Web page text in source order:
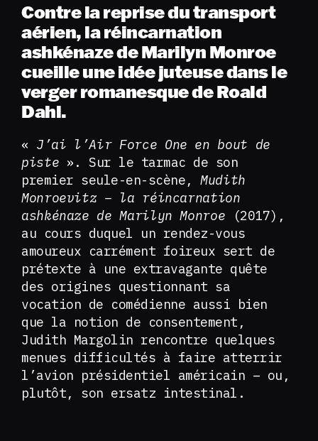
Contre la reprise du transport
aérien, la réincarnation
ashkénaze de Marilyn Monroe
cueille une idée juteuse dans le
verger romanesque de Roald
Dahl.
« J’ai l’Air Force One en bout de
piste ». Sur le tarmac de son
premier seule-en-scène, Mudith
Monroevitz – la réincarnation
ashkénaze de Marilyn Monroe
(2017),
au cours duquel un rendez-vous
amoureux carrément foireux sert de
prétexte à une extravagante quête
des origines questionnant sa
vocation de comédienne aussi bien
que la notion de consentement,
Judith Margolin rencontre quelques
menues difficultés à faire atterrir
l’avion présidentiel américain – ou,
plutôt, son ersatz intestinal.